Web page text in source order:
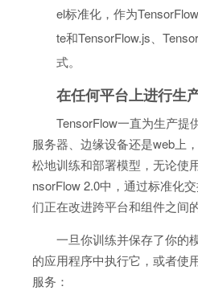
el标准化，作为
te和TensorFlow.js、
式。
在任何平台上进行生
TensorFlow一直为生产提
服务器、边缘设备还是web上
松地训练和部署模型，无论使
nsorFlow 2.0中，通过标准化
们正在改进跨平台和组件之间
一旦你训练并保存了你的
的应用程序中执行它，或者使
服务：